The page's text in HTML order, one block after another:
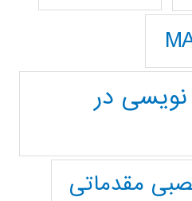
نویسی در
مقدماتی